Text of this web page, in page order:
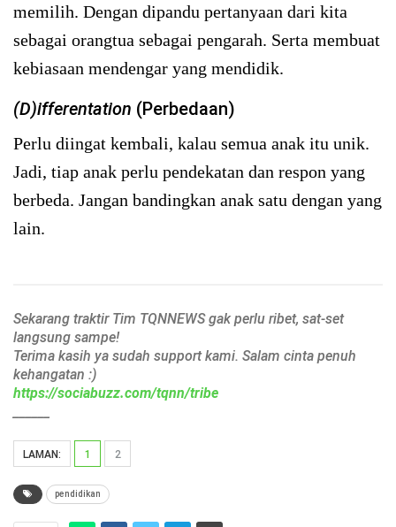
memilih. Dengan dipandu pertanyaan dari kita
sebagai orangtua sebagai pengarah. Serta membuat
kebiasaan mendengar yang mendidik.
(D)ifferentation (Perbedaan)
Perlu diingat kembali, kalau semua anak itu unik.
Jadi, tiap anak perlu pendekatan dan respon yang
berbeda. Jangan bandingkan anak satu dengan yang
lain.
Sekarang traktir Tim TQNNEWS gak perlu ribet, sat-set
langsung sampe!
Terima kasih ya sudah support kami. Salam cinta penuh
kehangatan :)
https://sociabuzz.com/tqnn/tribe
LAMAN: 1 2
pendidikan